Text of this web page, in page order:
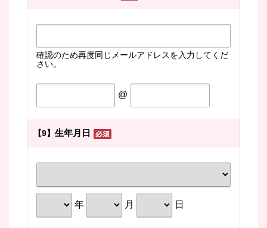
確認のため再度同じメールアドレスを入力してくだ
さい。
@
【9】 生年月日
年 月 日